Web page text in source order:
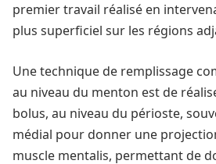
premier travail réalisé en
plus superficiel sur les régions
Une technique de remplissage
au niveau du menton est de
bolus, au niveau du périoste,
médial pour donner une
muscle mentalis, permettant de